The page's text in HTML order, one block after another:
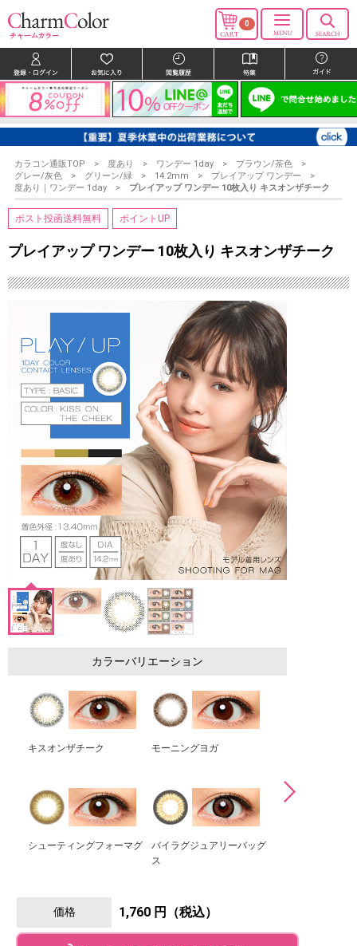
0
カラコン通販TOP 度あり ワンデー 1day
ブラウン/茶色
グレー/灰色
グリーン/緑 14.2mm
プレイアップ ワンデー
度あり｜ワンデー 1day
プレイアップ ワンデー 10枚入り キスオンザチーク
ポスト投函送料無料 ポイントUP
プレイアップ ワンデー 10枚入り キスオンザチーク
カラーバリエーション
キスオンザチーク モーニングヨガ
シューティングフォーマグ
バイラグジュアリーバッグ
ス
価格 1,760 円（税込）